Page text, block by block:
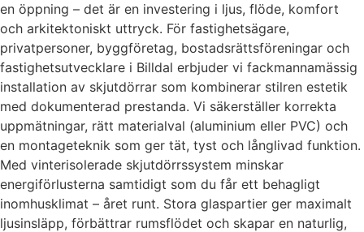
en öppning – det är en investering i ljus, flöde, komfort
och arkitektoniskt uttryck. För fastighetsägare,
privatpersoner, byggföretag, bostadsrättsföreningar och
fastighetsutvecklare i Billdal erbjuder vi fackmannamässig
installation av skjutdörrar som kombinerar stilren estetik
med dokumenterad prestanda. Vi säkerställer korrekta
uppmätningar, rätt materialval (aluminium eller PVC) och
en montageteknik som ger tät, tyst och långlivad funktion.
Med vinterisolerade skjutdörrssystem minskar
energiförlusterna samtidigt som du får ett behagligt
inomhusklimat – året runt. Stora glaspartier ger maximalt
ljusinsläpp, förbättrar rumsflödet och skapar en naturlig,